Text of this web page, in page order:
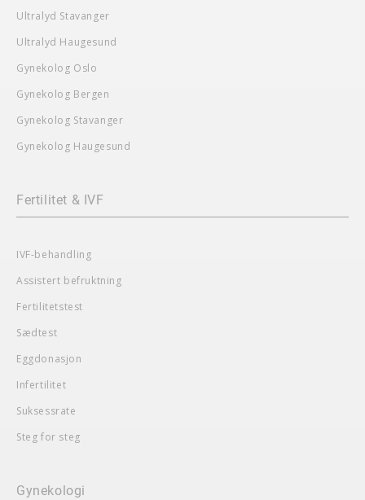
Ultralyd Stavanger
Ultralyd Haugesund
Gynekolog Oslo
Gynekolog Bergen
Gynekolog Stavanger
Gynekolog Haugesund
Fertilitet & IVF
IVF-behandling
Assistert befruktning
Fertilitetstest
Sædtest
Eggdonasjon
Infertilitet
Suksessrate
Steg for steg
Gynekologi